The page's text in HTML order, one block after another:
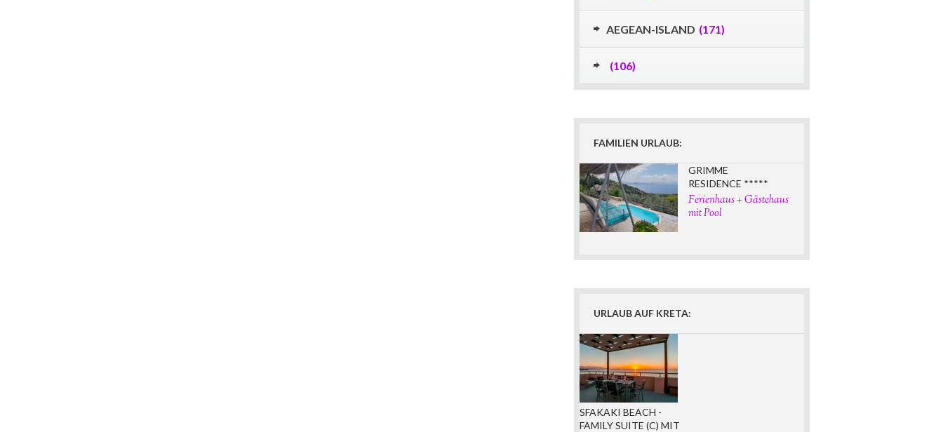
AEGEAN-ISLAND (171)
(106)
FAMILIEN URLAUB:
GRIMME
RESIDENCE *****
Ferienhaus + Gästehaus
mit Pool
URLAUB AUF KRETA:
SFAKAKI BEACH -
FAMILY SUITE (C) MIT